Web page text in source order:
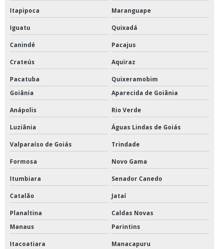
Itapipoca Maranguape
Iguatu Quixadá
Canindé Pacajus
Crateús Aquiraz
Pacatuba
Quixeramobim
Goiânia
Aparecida de Goiânia
Anápolis Rio Verde
Luziânia Águas Lindas de Goiás
Valparaíso de Goiás Trindade
Formosa Novo Gama
Itumbiara Senador Canedo
Catalão Jataí
Planaltina
Caldas Novas
Manaus
Parintins
Itacoatiara Manacapuru